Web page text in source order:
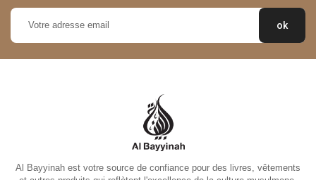
Al Bayyinah est votre source de confiance pour des livres, vêtements